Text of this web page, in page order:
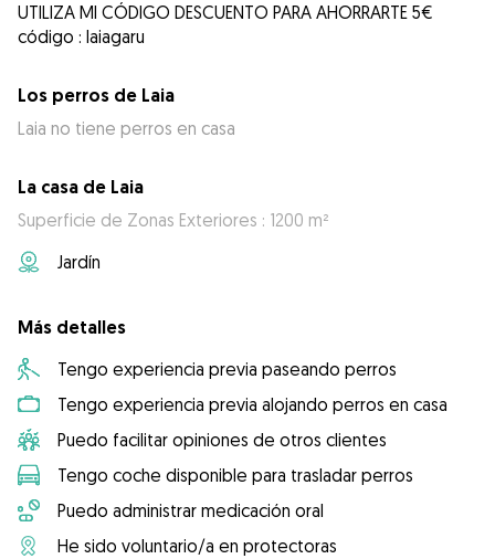
UTILIZA MI CÓDIGO DESCUENTO PARA AHORRARTE 5€
código : laiagaru
Los perros de Laia
Laia no tiene perros en casa
La casa de Laia
Superficie de Zonas Exteriores : 1200 m²
Jardín
Más detalles
Tengo experiencia previa paseando perros
Tengo experiencia previa alojando perros en casa
Puedo facilitar opiniones de otros clientes
Tengo coche disponible para trasladar perros
Puedo administrar medicación oral
He sido voluntario/a en protectoras